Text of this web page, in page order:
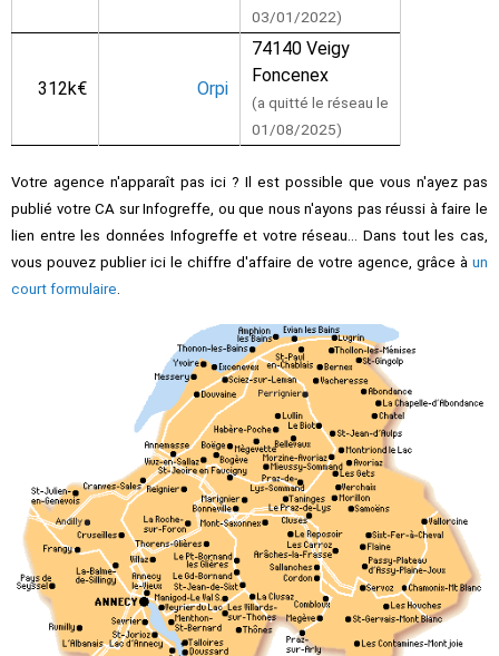
03/01/2022)
312k€ Orpi
74140 Veigy
Foncenex
(a quitté le réseau le
01/08/2025)
Votre agence n'apparaît pas ici ? Il est possible que vous n'ayez pas
publié votre CA sur Infogreffe, ou que nous n'ayons pas réussi à faire le
lien entre les données Infogreffe et votre réseau... Dans tout les cas,
vous pouvez publier ici le chiffre d'affaire de votre agence, grâce à un
court formulaire.